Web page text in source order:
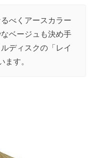
べくアースカラー
ベージュも決め手
ディスクの「レイ
す。